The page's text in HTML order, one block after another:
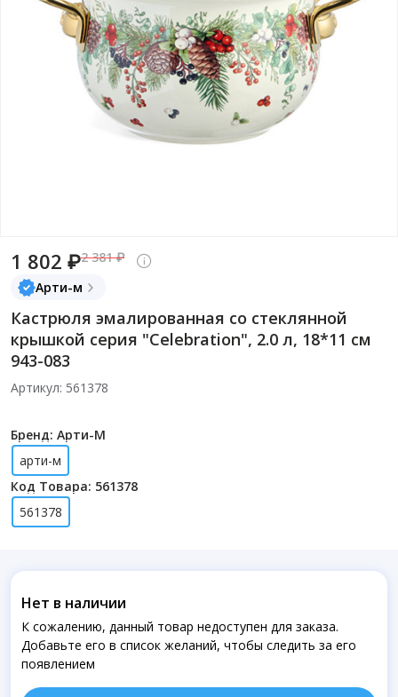
1 802 ₽2 381 ₽
Арти-м
Кастрюля эмалированная со стеклянной
крышкой серия "Celebration", 2.0 л, 18*11 см
943-083
Артикул: 561378
Бренд: Арти-М
арти-м
Код Товара: 561378
561378
Нет в наличии
К сожалению, данный товар недоступен для заказа.
Добавьте его в список желаний, чтобы следить за его
появлением